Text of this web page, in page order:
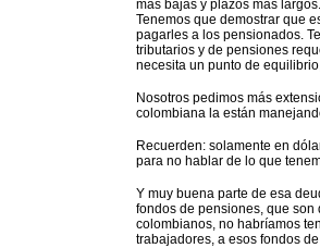
más bajas y plazos más
Tenemos que demostrar que
pagarles a los pensionados.
tributarios y de pensiones
necesita un punto de
Nosotros pedimos más
colombiana la están
Recuerden: solamente en
para no hablar de lo que
Y muy buena parte de esa
fondos de pensiones, que
colombianos, no habríamos
trabajadores, a esos fondos